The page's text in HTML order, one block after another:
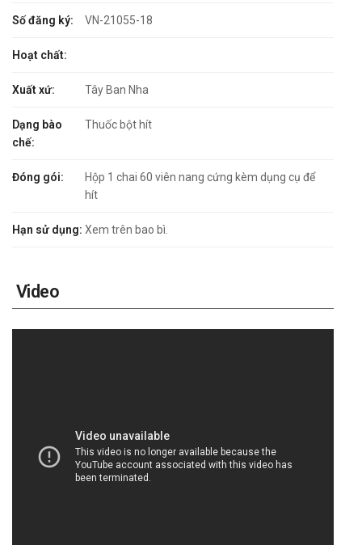
Số đăng ký: VN-21055-18
Hoạt chất:
Xuất xứ: Tây Ban Nha
Dạng bào
chế:
Thuốc bột hít
Đóng gói:
Hộp 1 chai 60 viên nang cứng kèm dụng cụ để
hít
Hạn sử dụng: Xem trên bao bì.
Video